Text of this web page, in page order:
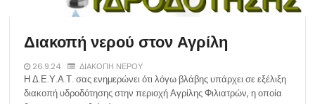
Διακοπή νερού στον Αγρίλη
26.9.24 ΔΙΑΚΟΠΗ ΝΕΡΟΥ
Η Δ.Ε.Υ.Α.Τ. σας ενημερώνει ότι λόγω βλάβης υπάρχει σε εξέλιξη
διακοπή υδροδότησης στην περιοχή Αγρίλης Φιλιατρών, η οποία